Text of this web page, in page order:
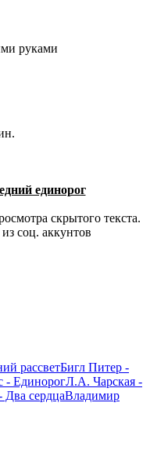
руками
единорог
скрытого текста.
соц. аккунтов
рассветБигл Питер -
- ЕдинорогЛ.А. Чарская -
Два сердцаВладимир